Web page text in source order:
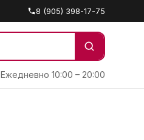
8 (905) 398-17-75
Ежедневно 10:00 – 20:00